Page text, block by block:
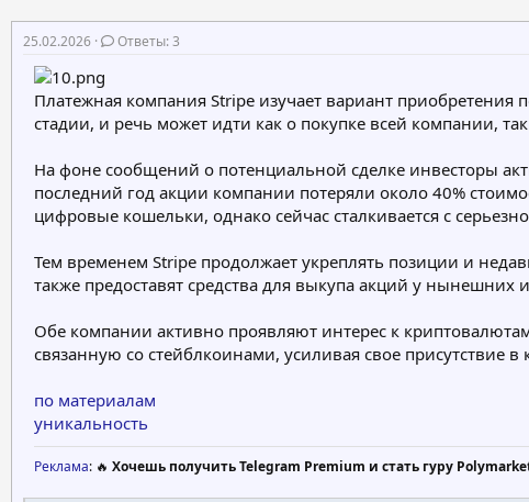
т
о
м
т
а
а
ч
а
а
25.02.2026 Ответы: 3
Платежная компания Stripe изучает вариант
стадии, и речь может идти как о покупке всей компании,
На фоне сообщений о потенциальной сделке инвесторы
последний год акции компании потеряли около 40%
цифровые кошельки, однако сейчас сталкивается с
Тем временем Stripe продолжает укреплять позиции и
также предоставят средства для выкупа акций у нынешних
Обе компании активно проявляют интерес к
связанную со стейблкоинами, усиливая свое присутствие в
по материалам
уникальность
Реклама: 🔥 Хочешь получить Telegram Premium и стать гуру